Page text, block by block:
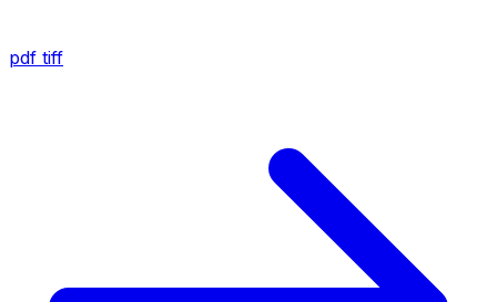
pdf tiff